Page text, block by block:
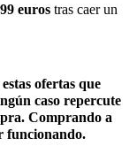
euros tras caer un
ofertas que
caso repercute
Comprando a
funcionando.